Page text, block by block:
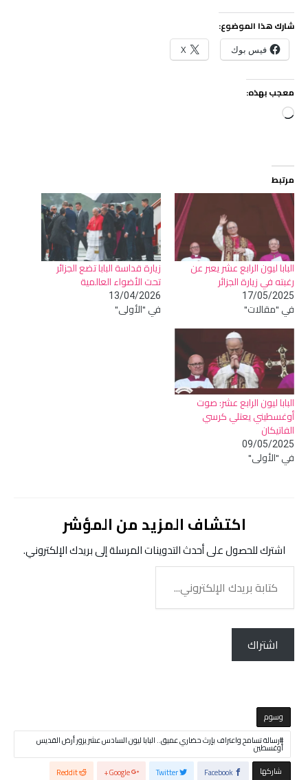
شارك هذا الموضوع:
فيس بوك X
معجب بهذه:
جاري
مرتبط
البابا ليون الرابع عشر يعبر عن
رغبته في زيارة الجزائر
17/05/2025
في "مقالات"
زيارة قداسة البابا تضع الجزائر
تحت الأضواء العالمية
13/04/2026
في "الأولى"
البابا ليون الرابع عشر: صوت
أوغسطيني يعتلي كرسي
الفاتيكان
09/05/2025
في "الأولى"
اكتشاف المزيد من المؤشر
اشترك للحصول على أحدث التدوينات المرسلة إلى بريدك الإلكتروني.
بريدك
الإلكتروني...
اشتراك
‫‫‫‫وسوم‬
رسالة تسامح واعتراف بإرث حضاري عميق.. البابا ليون السادس عشر يزور أرض القديس
أوغسطين
‫‫ شاركها‬
Facebook
Twitter
Google+
Reddit